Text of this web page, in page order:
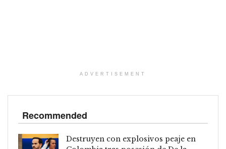
ADVERTISEMENT
Recommended
Destruyen con explosivos peaje en